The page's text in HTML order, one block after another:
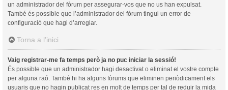
un administrador del fòrum per assegurar-vos que no us han expulsat.
També és possible que l’administrador del fòrum tingui un error de
configuració que hagi d’arreglar.
Torna a l’inici
Vaig registrar-me fa temps però ja no puc iniciar la sessió!
És possible que un administrador hagi desactivat o eliminat el vostre compte
per alguna raó. També hi ha alguns fòrums que eliminen periòdicament els
usuaris que no hagin publicat res en molt de temps per tal de reduir la mida